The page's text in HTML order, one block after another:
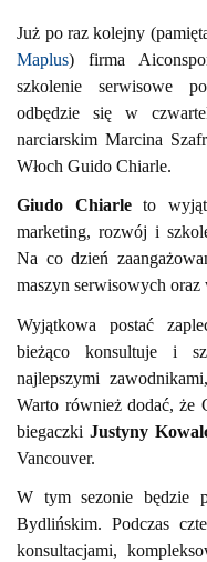
Już po raz kolejny
Maplus) firma
szkolenie serwisowe
odbędzie się w
narciarskim Marcina
Włoch Guido Chiarle.
Giudo Chiarleto
marketing, rozwój i
Na co dzień
maszyn serwisowych
Wyjątkowa postać
bieżąco konsultuje i
najlepszymi
Warto również dodać, że
biegaczkiJustyny
Vancouver.
W tym sezonie będzie
Bydlińskim. Podczas
konsultacjami,